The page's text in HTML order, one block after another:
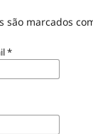
são marcados
*